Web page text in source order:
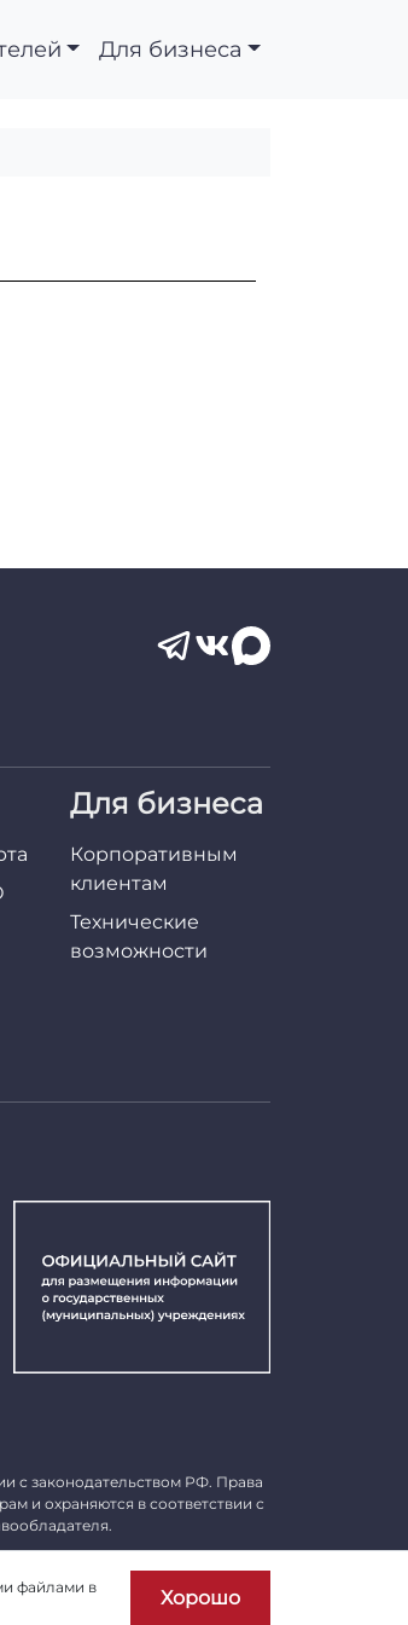
Для бизнеса
Для бизнеса
Корпоративным
клиентам
Технические
возможности
с законодательством РФ. Права
и охраняются в соответствии с
соглашение
файлами в
Хорошо